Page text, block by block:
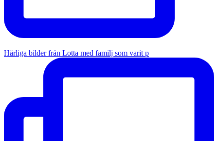
Härliga bilder från Lotta med familj som varit p